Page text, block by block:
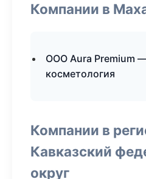
Компании в
ООО Aura Premium
косметология
Компании в
Кавказский
округ